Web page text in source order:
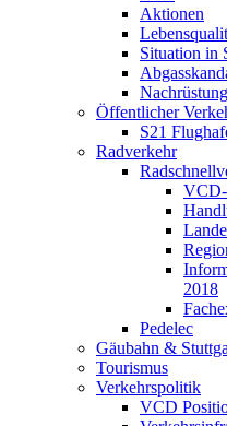
Aktionen
Situation in
Öffentlicher
S21
Radverkehr
2018
Pedelec
Gäubahn &
Tourismus
Verkehrspolitik
VCD